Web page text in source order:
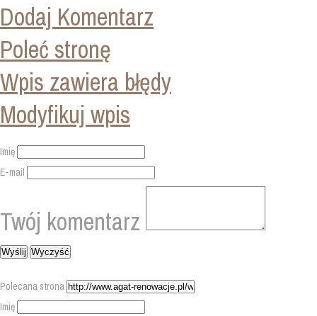
Dodaj Komentarz
Poleć stronę
Wpis zawiera błędy
Modyfikuj wpis
Imię
E-mail
Twój komentarz
Polecana strona
Imię